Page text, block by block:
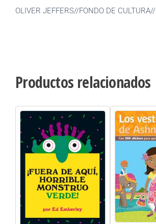
OLIVER JEFFERS//FONDO DE CULTURA//
Productos relacionados